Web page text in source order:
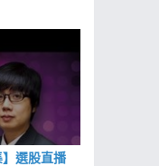
】選股直播